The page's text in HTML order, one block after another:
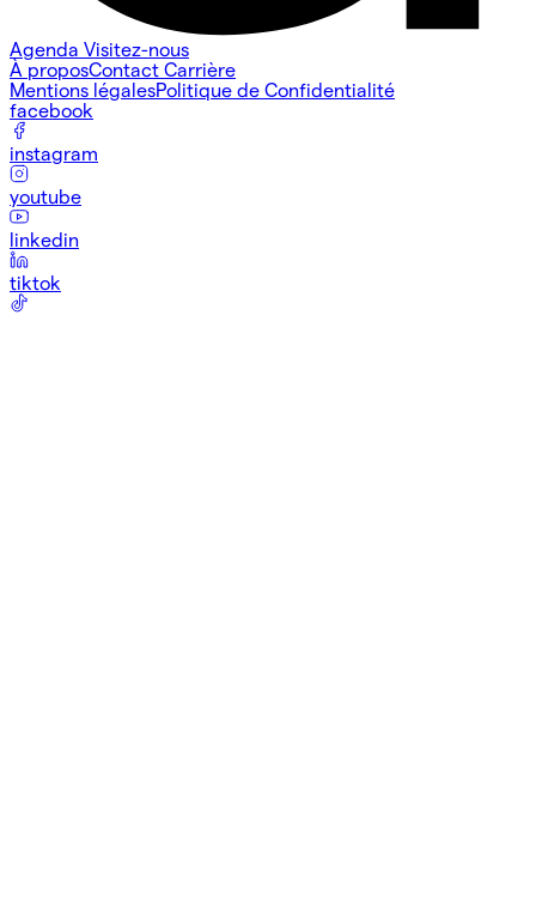
Agenda Visitez-nous
À proposContact Carrière
Mentions légalesPolitique de Confidentialité
facebook
instagram
youtube
linkedin
tiktok